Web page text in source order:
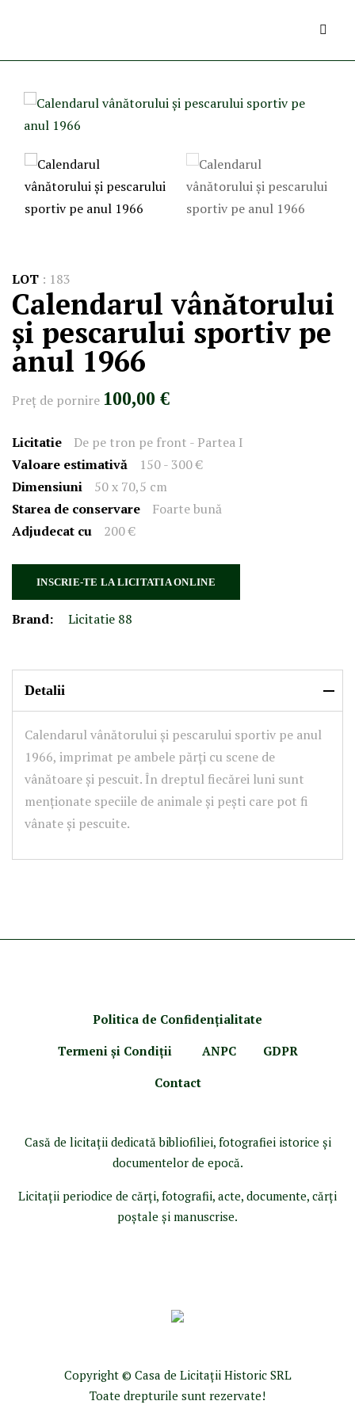
LOT : 183
Calendarul vânătorului
și pescarului sportiv pe
anul 1966
Preţ de pornire 100,00 €
Licitatie
De pe tron pe front - Partea I
Valoare estimativă
150 - 300 €
Dimensiuni
50 x 70,5 cm
Starea de conservare
Foarte bună
Adjudecat cu
200 €
INSCRIE-TE LA LICITATIA ONLINE
Brand: Licitatie 88
Detalii
Calendarul vânătorului și pescarului sportiv pe anul
1966, imprimat pe ambele părți cu scene de
vânătoare și pescuit. În dreptul fiecărei luni sunt
menționate speciile de animale și pești care pot fi
vânate și pescuite.
Politica de Confidenţialitate
Termeni şi Condiţii
ANPC
GDPR
Contact
Casă de licitaţii dedicată bibliofiliei, fotografiei istorice şi
documentelor de epocă.
Licitaţii periodice de cărţi, fotografii, acte, documente, cărţi
poştale şi manuscrise.
Copyright © Casa de Licitaţii Historic SRL
Toate drepturile sunt rezervate!